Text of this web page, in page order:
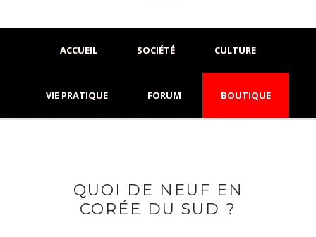
ACCUEIL SOCIÉTÉ CULTURE
VIE PRATIQUE FORUM BOUTIQUE
QUOI DE NEUF EN
CORÉE DU SUD ?